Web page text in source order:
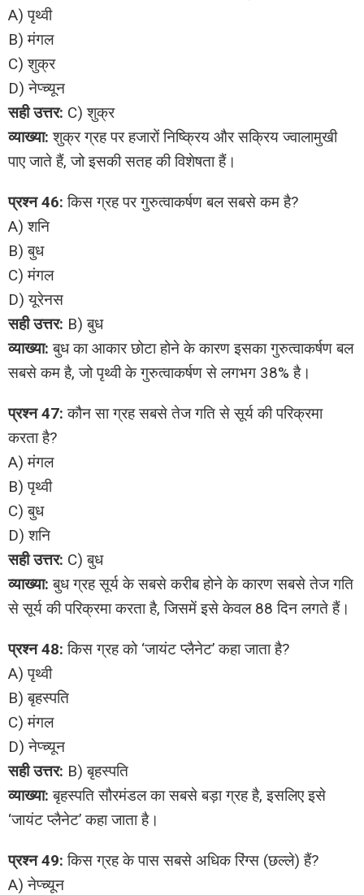
A) पृथ्वी
B) मंगल
C) शुक्र
D) नेप्च्यून
सही उत्तर: C) शुक्र
व्याख्या: शुक्र ग्रह पर हजारों निष्क्रिय और सक्रिय ज्वालामुखी
पाए जाते हैं, जो इसकी सतह की विशेषता हैं।
प्रश्न 46: किस ग्रह पर गुरुत्वाकर्षण बल सबसे कम है?
A) शनि
B) बुध
C) मंगल
D) यूरेनस
सही उत्तर: B) बुध
व्याख्या: बुध का आकार छोटा होने के कारण इसका गुरुत्वाकर्षण बल
सबसे कम है, जो पृथ्वी के गुरुत्वाकर्षण से लगभग 38% है।
प्रश्न 47: कौन सा ग्रह सबसे तेज गति से सूर्य की परिक्रमा
करता है?
A) मंगल
B) पृथ्वी
C) बुध
D) शनि
सही उत्तर: C) बुध
व्याख्या: बुध ग्रह सूर्य के सबसे करीब होने के कारण सबसे तेज गति
से सूर्य की परिक्रमा करता है, जिसमें इसे केवल 88 दिन लगते हैं।
प्रश्न 48: किस ग्रह को ‘जायंट प्लैनेट’ कहा जाता है?
A) पृथ्वी
B) बृहस्पति
C) मंगल
D) नेप्च्यून
सही उत्तर: B) बृहस्पति
व्याख्या: बृहस्पति सौरमंडल का सबसे बड़ा ग्रह है, इसलिए इसे
‘जायंट प्लैनेट’ कहा जाता है।
प्रश्न 49: किस ग्रह के पास सबसे अधिक रिंग्स (छल्ले) हैं?
A) नेप्च्यून